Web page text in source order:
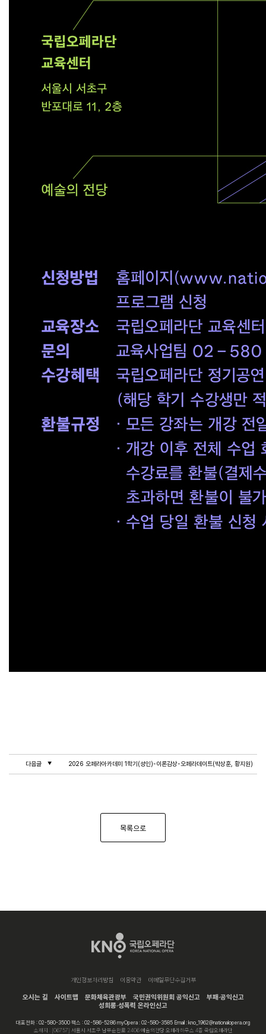
다음글 2026 오페라아카데미 1학기(성인)-이론감상-오페라데이트(박상훈, 황지원)
목록으로
개인정보처리방침 이용약관 이메일무단수집거부
오시는 길 사이트맵 문화체육관광부 국민권익위원회 공익신고
부패·공익신고
성희롱·성폭력 온라인신고
대표전화 : 02-580-3500 팩스 : 02-586-5286 myOpera : 02-580-3585 Email : kno_1962@nationalopera.org
소재지 : [06757] 서울시 서초구 남부순환로 2406 예술의전당 오페라하우스 4층 국립오페라단